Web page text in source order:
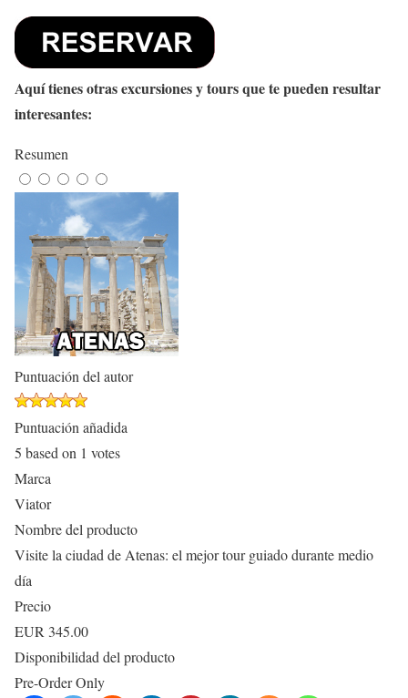
Aquí tienes otras excursiones y tours que te pueden resultar
interesantes:
Resumen
Puntuación del autor
Puntuación añadida
5 based on 1 votes
Marca
Viator
Nombre del producto
Visite la ciudad de Atenas: el mejor tour guiado durante medio
día
Precio
EUR 345.00
Disponibilidad del producto
Pre-Order Only